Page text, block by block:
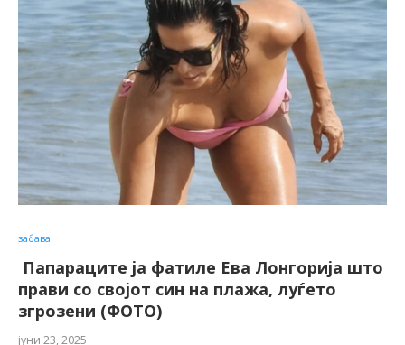
забава
Папараците ја фатиле Ева Лонгорија што
прави со својот син на плажа, луѓето
згрозени (ФОТО)
јуни 23, 2025